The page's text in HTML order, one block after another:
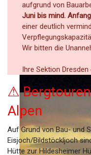
aufgrund von
Juni bis mind.
einer deutlich
Wir bitten die
Ihre Sektion
⚠
Alpen
Auf Grund von Bau- und
Eisjoch/Bildstöckljoch
Hütte zur Hildesheimer